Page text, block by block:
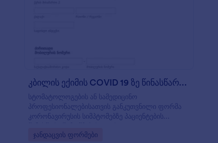
კბილის ექიმის COVID 19 ზე წინასწარი შემოწმ
სტომატოლოგების ან სამედიცინო
პროფესიონალებისათვის განკუთვნილი ფორმა
კორონავირუსის სიმპტომებზე პაციენტების
Go to Category:
ჯანდაცვის ფორმები